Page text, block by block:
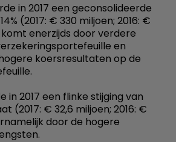
in 2017 een geconsolideerde
(2017: € 330 miljoen; 2016: €
enerzijds door verdere
en
koersresultaten op de
in 2017 een flinke stijging van
(2017: € 32,6 miljoen; 2016: €
door de hogere